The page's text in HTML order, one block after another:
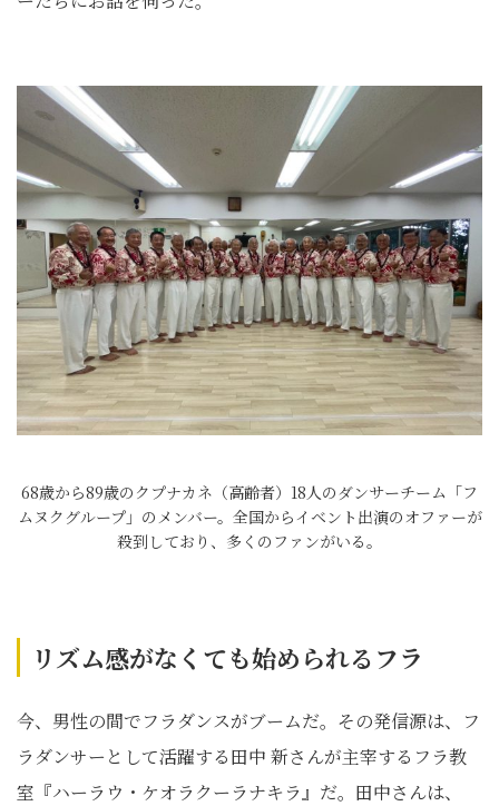
68歳から89歳のクプナカネ（高齢者）18人のダンサーチーム「フ
ムヌクグループ」のメンバー。全国からイベント出演のオファーが
殺到しており、多くのファンがいる。
リズム感がなくても始められるフラ
今、男性の間でフラダンスがブームだ。その発信源は、フ
ラダンサーとして活躍する田中 新さんが主宰するフラ教
室『ハーラウ・ケオラクーラナキラ』だ。田中さんは、